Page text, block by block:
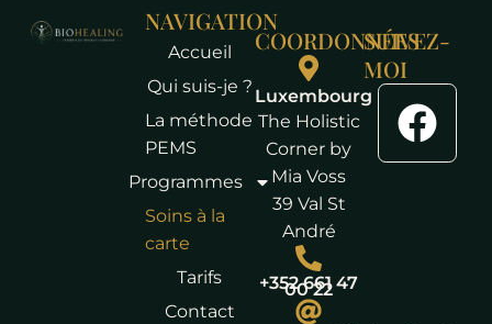
NAVIGATION
Accueil
Qui suis-je ?
La méthode
PEMS
Programmes
Soins à la
carte
Tarifs
Contact
COORDONNÉES
Luxembourg
The Holistic
Corner by
Mia Voss
39 Val St
André
+352 661 47
00 22
SUIVEZ-
MOI